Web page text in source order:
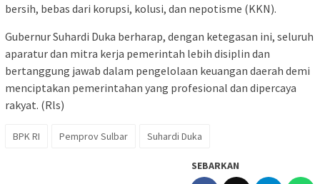
bersih, bebas dari korupsi, kolusi, dan nepotisme (KKN).
Gubernur Suhardi Duka berharap, dengan ketegasan ini, seluruh
aparatur dan mitra kerja pemerintah lebih disiplin dan
bertanggung jawab dalam pengelolaan keuangan daerah demi
menciptakan pemerintahan yang profesional dan dipercaya
rakyat. (Rls)
BPK RI Pemprov Sulbar Suhardi Duka
SEBARKAN